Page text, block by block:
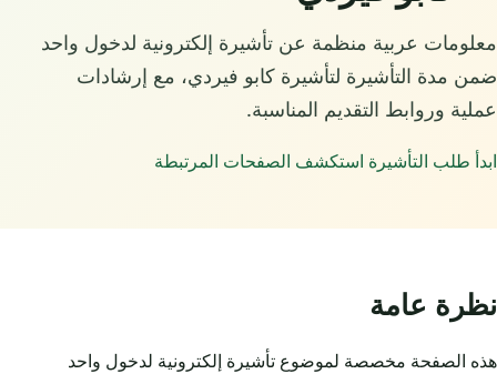
معلومات عربية منظمة عن تأشيرة إلكترونية لدخول واحد
ضمن مدة التأشيرة لتأشيرة كابو فيردي، مع إرشادات
عملية وروابط التقديم المناسبة.
ابدأ طلب التأشيرة استكشف الصفحات المرتبطة
نظرة عامة
هذه الصفحة مخصصة لموضوع تأشيرة إلكترونية لدخول واحد